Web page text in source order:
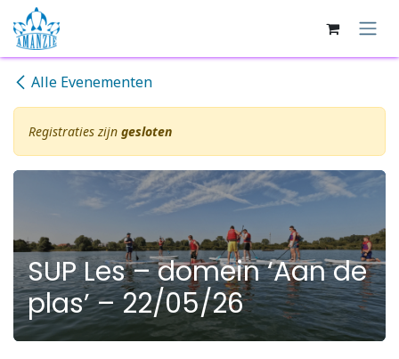
Overslaan naar inhoud
Alle Evenementen
Registraties zijn gesloten
SUP Les – domein ‘Aan de
plas’ – 22/05/26